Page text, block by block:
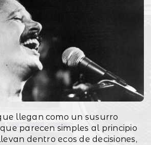
llegan como un susurro
parecen simples al principio
dentro ecos de decisiones,